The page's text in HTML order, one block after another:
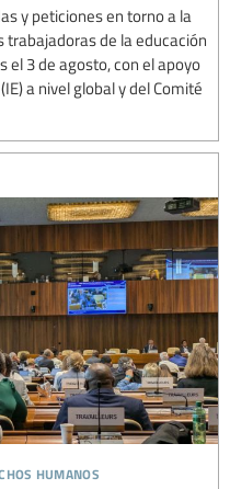
y peticiones en torno a la
trabajadoras de la educación
el 3 de agosto, con el apoyo
a nivel global y del Comité
humanos